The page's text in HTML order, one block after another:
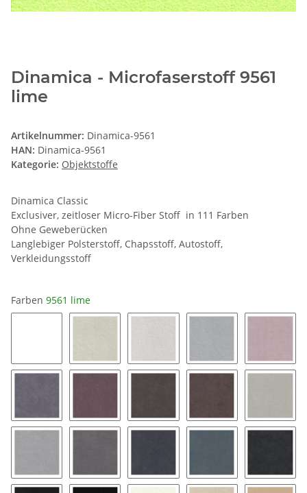
Dinamica - Microfaserstoff 9561
lime
Artikelnummer: Dinamica-9561
HAN: Dinamica-9561
Kategorie: Objektstoffe
Dinamica Classic
Exclusiver, zeitloser Micro-Fiber Stoff in 111 Farben
Ohne Geweberücken
Langlebiger Polsterstoff, Chapsstoff, Autostoff,
Verkleidungsstoff
Farben 9561 lime
0019 snow white8401 ice 8462 silver grey9032 platinum9141
9154 coal 9153 mauve 9176 taupe 9177 String 9118
9211 silver 9087 stone grey9058 pewter9182 twilight9189